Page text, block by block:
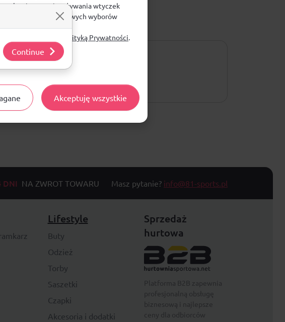
:)
DNI NA ZWROT TOWARU Masz pytanie? info@81-sports.pl
Lifestyle
Buty
Odzież
Torby
Saszetki
Czapki
Akcesoria i dodatki
Sprzedaż
hurtowa
w internecie, używania wtyczek
dokonać szczegółowych wyborów
odwiedź naszą
Polityką Prywatności
Akceptuję wszystkie
Continue